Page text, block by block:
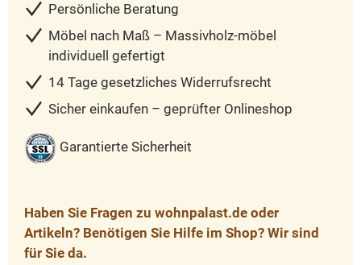
Persönliche Beratung
Möbel nach Maß – Massivholz-möbel
individuell gefertigt
14 Tage gesetzliches Widerrufsrecht
Sicher einkaufen – geprüfter Onlineshop
Garantierte Sicherheit
Haben Sie Fragen zu wohnpalast.de oder
Artikeln? Benötigen Sie Hilfe im Shop? Wir sind
für Sie da.